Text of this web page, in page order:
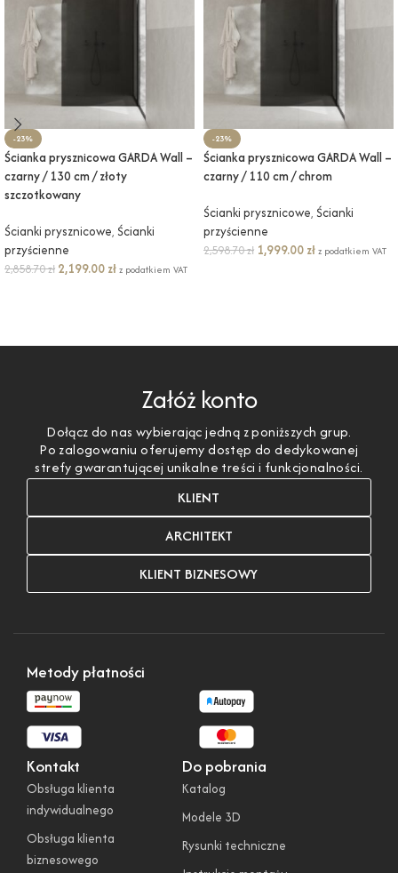
-23%
Ścianka prysznicowa GARDA Wall –
czarny / 130 cm / złoty
szczotkowany
Ścianki prysznicowe, Ścianki
przyścienne
2,858.70zł 2,199.00 złz podatkiem VAT
-23%
Ścianka prysznicowa GARDA Wall –
czarny / 110 cm / chrom
Ścianki prysznicowe, Ścianki
przyścienne
2,598.70zł 1,999.00 złz podatkiem VAT
Załóż konto
Dołącz do nas wybierając jedną z poniższych grup.
Po zalogowaniu oferujemy dostęp do dedykowanej
strefy gwarantującej unikalne treści i funkcjonalności.
KLIENT
ARCHITEKT
KLIENT BIZNESOWY
Kontakt
Obsługa klienta
indywidualnego
Obsługa klienta
biznesowego
Do pobrania
Katalog
Modele 3D
Rysunki techniczne
Metody płatności